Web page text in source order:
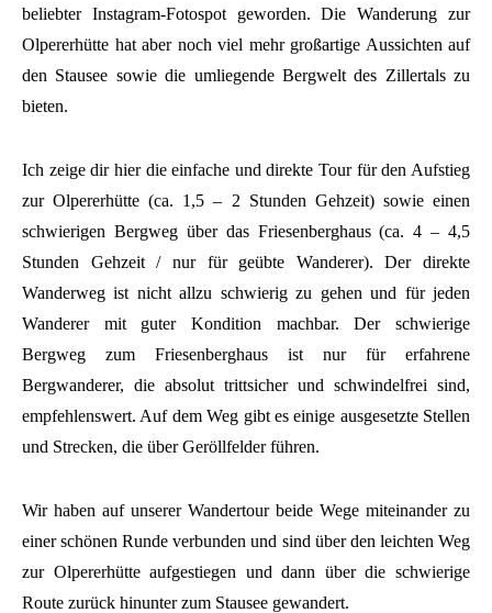
beliebter Instagram-Fotospot geworden. Die Wanderung zur
Olpererhütte hat aber noch viel mehr großartige Aussichten auf
den Stausee sowie die umliegende Bergwelt des Zillertals zu
bieten.
Ich zeige dir hier die einfache und direkte Tour für den Aufstieg
zur Olpererhütte (ca. 1,5 – 2 Stunden Gehzeit) sowie einen
schwierigen Bergweg über das Friesenberghaus (ca. 4 – 4,5
Stunden Gehzeit / nur für geübte Wanderer). Der direkte
Wanderweg ist nicht allzu schwierig zu gehen und für jeden
Wanderer mit guter Kondition machbar. Der schwierige
Bergweg zum Friesenberghaus ist nur für erfahrene
Bergwanderer, die absolut trittsicher und schwindelfrei sind,
empfehlenswert. Auf dem Weg gibt es einige ausgesetzte Stellen
und Strecken, die über Geröllfelder führen.
Wir haben auf unserer Wandertour beide Wege miteinander zu
einer schönen Runde verbunden und sind über den leichten Weg
zur Olpererhütte aufgestiegen und dann über die schwierige
Route zurück hinunter zum Stausee gewandert.